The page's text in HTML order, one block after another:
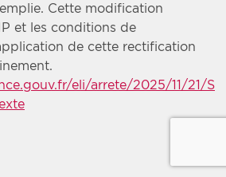
Cette modification
et les conditions de
de cette rectification
eli/arrete/2025/11/21/S